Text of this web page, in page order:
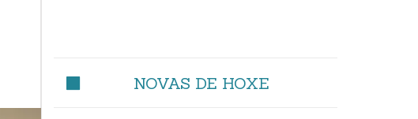
NOVAS DE HOXE